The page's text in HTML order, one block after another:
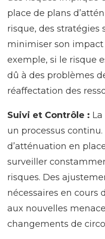
place de plans
risque, des stratégies
minimiser son
exemple, si le risque
dû à des problèmes
réaffectation des
Suivi et Contrôle :
un processus
d’atténuation en
surveiller
risques. Des
nécessaires en cours
aux nouvelles
changements de